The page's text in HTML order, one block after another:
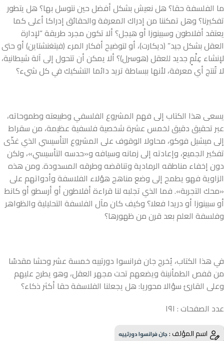
ما الفلسفة حقا؟ هل نعيش بشكل أفضل حين نتوسل بها؟ هل يتطور
تفكيرنا؟ وهل تمكننا من إدراك المعرفة والحقائق إدراكا أعلى كما
يعتقد أفلاطون وسبينوزا أو هيجل؟ ألا تكون مجرد طريقة “لإدارة
العقل بشكل جيد” (ديكارت)، أو لتوضيح أفكار المرء (فيتغنشتاين) أو حتى
لإنشاء عِلْمٍ جديد للعقل (هوسرل)؟ ألا يمكن أن تتحول إلى آلة شيطانية،
لا تُنتج أي معرفة، لأنها ببساطة تريد دائما التشكيك في كل شيء؟
يسعى هذا الكتاب إلى فهم المشروع الفلسفي وطبيعته وطموحاته،
عبر تحقيق دقيق لخمس عشرة شخصية فلسفية عظيمة، من سقراط
إلى ميشيل فوكو، محاولا الوقوف على المشروع التأسيسي الذي غذّى
تفكير الجميع، وإعادته إلى زمانه وسيافه و«حدسه التأسيسي»، ولكن
دون إخفاء مناطقه الرمادية وتناقضه وطرقه المسدودة. ومن هذه
الزاوية فهو يطمح إلى وضع مناهج هؤلاء الفلاسفة وأدواتهم على
«محك التجربة». فما الذي تجلبه لنا قراءة أفلاطون أو أرسطو أو كانط
أو سبينوزا أو دريدا فعلا؟ وكيف كان مآل الفلسفة التحليلية والظواهر
وفلسفة العلم بعد قرن من ظهورها؟
في هذا الكتاب، يُخرج جان فرانسوا دورتييه خمسة عشر وحشا مقدسًا
من قفص الطمأنينة ويضعهم تحت مجهر العقل، وهو يطرح عليهم
وعلى القارئ سؤالا محوريا: هل يجعلنا الفلاسفة حقا أكثر ذكاء؟
عدد الصفحات : ١٩١
اسم المؤلف :جان فرانسوا دورتييه